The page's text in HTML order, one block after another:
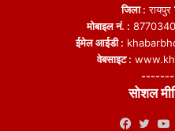
जिला : रायपुर
मोबाइल नं. :
ईमेल आईडी :
वेबसाइट :
सोशल